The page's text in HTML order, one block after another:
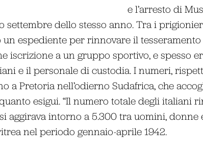
e l’arresto di
settembre dello stesso anno. Tra i
espediente per rinnovare il tesseramento
iscrizione a un gruppo sportivo, e spesso
e il personale di custodia. I numeri,
a Pretoria nell’odierno Sudafrica, che
esigui. “Il numero totale degli italiani
aggirava intorno a 5.300 tra uomini, donne
nel periodo gennaio-aprile 1942.